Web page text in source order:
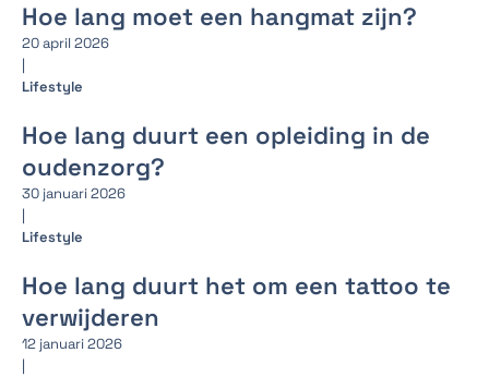
Hoe lang moet een hangmat zijn?
20 april 2026
|
Lifestyle
Hoe lang duurt een opleiding in de
oudenzorg?
30 januari 2026
|
Lifestyle
Hoe lang duurt het om een tattoo te
verwijderen
12 januari 2026
|